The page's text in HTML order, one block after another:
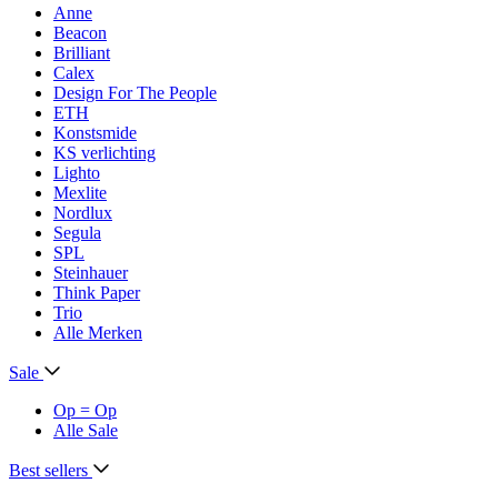
Anne
Beacon
Brilliant
Calex
Design For The People
ETH
Konstsmide
KS verlichting
Lighto
Mexlite
Nordlux
Segula
SPL
Steinhauer
Think Paper
Trio
Alle Merken
Sale
Op = Op
Alle Sale
Best sellers